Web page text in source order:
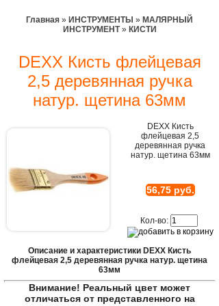
Главная » ИНСТРУМЕНТЫ » МАЛЯРНЫЙ
ИНСТРУМЕНТ» КИСТИ
DEXX Кисть флейцевая
2,5 деревянная ручка
натур. щетина 63мм
DEXX Кисть
флейцевая 2,5
деревянная ручка
натур. щетина 63мм
56,75 руб.
Кол-во:
Описание и характеристики DEXX Кисть
флейцевая 2,5 деревянная ручка натур. щетина
63мм
Внимание! Реальный цвет может
отличаться от представленного на